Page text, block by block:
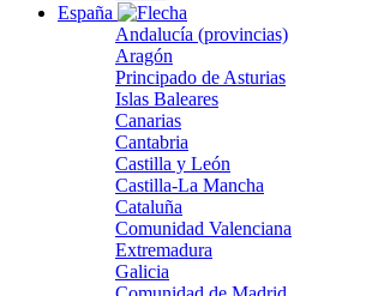
España
Andalucía (provincias)
Aragón
Principado de Asturias
Islas Baleares
Canarias
Cantabria
Castilla y León
Castilla-La Mancha
Cataluña
Comunidad Valenciana
Extremadura
Galicia